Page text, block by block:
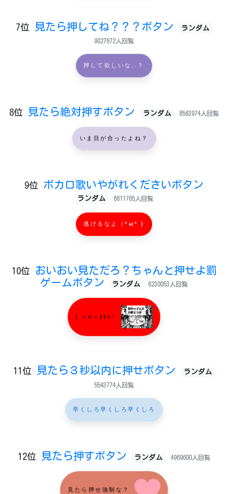
7位 見たら押してね？？？ボタン ランダム
9027672人回覧
押して欲しいな…？
8位 見たら絶対押すボタン ランダム 8563974人回覧
いま目が合ったよね？
9位 ボカロ歌いやがれくださいボタン
ランダム 6811765人回覧
逃げるなよ（^ω^ )
10位
おいおい見ただろ？ちゃんと押せよ罰
ゲームボタン
ランダム 6230053人回覧
( ＞o＜)ｷｬｰ
11位 見たら３秒以内に押せボタン ランダム
5543774人回覧
早くしろ早くしろ早くしろ
12位 見たら押すボタン ランダム 4969600人回覧
見たら押せ強制な？